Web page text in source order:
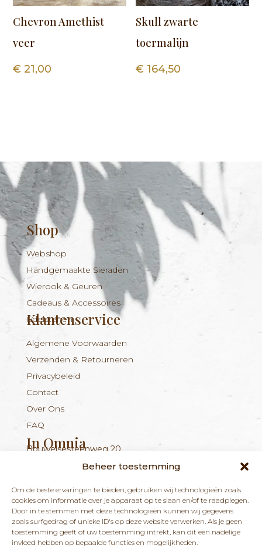
Beheer toestemming
Om de beste ervaringen te bieden, gebruiken wij technologieën zoals
cookies om informatie over je apparaat op te slaan en/of te raadplegen.
Door in te stemmen met deze technologieën kunnen wij gegevens
zoals surfgedrag of unieke ID's op deze website verwerken. Als je geen
toestemming geeft of uw toestemming intrekt, kan dit een nadelige
invloed hebben op bepaalde functies en mogelijkheden.
Chevron Amethist
veer
€ 21,00
Skull zwarte
toermalijn
€ 164,50
Shop
Webshop
Handgemaakte Sieraden
Wierook & Geuren
Cadeaus & Accessoires
Edelstenen
Klantenservice
Algemene Voorwaarden
Verzenden & Retourneren
Privacybeleid
Contact
Over Ons
FAQ
In Omnia
Bouwelsesteenweg 20
BE 1029.893.045
info@inomnia.be
+324 56 96 16 94
Nieuwsbrief
nieuws over onze winkel en praktijk.